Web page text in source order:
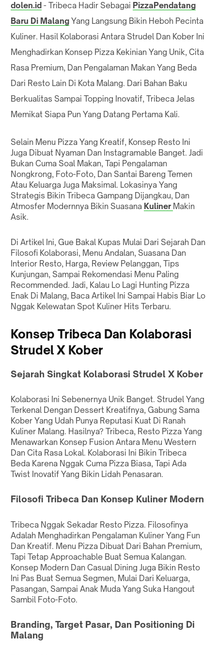
dolen.id - Tribeca Hadir Sebagai PizzaPendatang
Baru Di Malang Yang Langsung Bikin Heboh Pecinta
Kuliner. Hasil Kolaborasi Antara Strudel Dan Kober Ini
Menghadirkan Konsep Pizza Kekinian Yang Unik, Cita
Rasa Premium, Dan Pengalaman Makan Yang Beda
Dari Resto Lain Di Kota Malang. Dari Bahan Baku
Berkualitas Sampai Topping Inovatif, Tribeca Jelas
Memikat Siapa Pun Yang Datang Pertama Kali.
Selain Menu Pizza Yang Kreatif, Konsep Resto Ini
Juga Dibuat Nyaman Dan Instagramable Banget. Jadi
Bukan Cuma Soal Makan, Tapi Pengalaman
Nongkrong, Foto-Foto, Dan Santai Bareng Temen
Atau Keluarga Juga Maksimal. Lokasinya Yang
Strategis Bikin Tribeca Gampang Dijangkau, Dan
Atmosfer Modernnya Bikin Suasana Kuliner Makin
Asik.
Di Artikel Ini, Gue Bakal Kupas Mulai Dari Sejarah Dan
Filosofi Kolaborasi, Menu Andalan, Suasana Dan
Interior Resto, Harga, Review Pelanggan, Tips
Kunjungan, Sampai Rekomendasi Menu Paling
Recommended. Jadi, Kalau Lo Lagi Hunting Pizza
Enak Di Malang, Baca Artikel Ini Sampai Habis Biar Lo
Nggak Kelewatan Spot Kuliner Hits Terbaru.
Konsep Tribeca Dan Kolaborasi
Strudel X Kober
Sejarah Singkat Kolaborasi Strudel X Kober
Kolaborasi Ini Sebenernya Unik Banget. Strudel Yang
Terkenal Dengan Dessert Kreatifnya, Gabung Sama
Kober Yang Udah Punya Reputasi Kuat Di Ranah
Kuliner Malang. Hasilnya? Tribeca, Resto Pizza Yang
Menawarkan Konsep Fusion Antara Menu Western
Dan Cita Rasa Lokal. Kolaborasi Ini Bikin Tribeca
Beda Karena Nggak Cuma Pizza Biasa, Tapi Ada
Twist Inovatif Yang Bikin Lidah Penasaran.
Filosofi Tribeca Dan Konsep Kuliner Modern
Tribeca Nggak Sekadar Resto Pizza. Filosofinya
Adalah Menghadirkan Pengalaman Kuliner Yang Fun
Dan Kreatif. Menu Pizza Dibuat Dari Bahan Premium,
Tapi Tetap Approachable Buat Semua Kalangan.
Konsep Modern Dan Casual Dining Juga Bikin Resto
Ini Pas Buat Semua Segmen, Mulai Dari Keluarga,
Pasangan, Sampai Anak Muda Yang Suka Hangout
Sambil Foto-Foto.
Branding, Target Pasar, Dan Positioning Di
Malang